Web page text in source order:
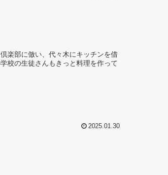
楽部に倣い、代々木にキッチンを借
校の生徒さんもきっと料理を作って
2025.01.30